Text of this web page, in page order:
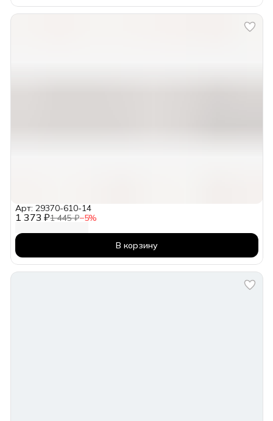
1 373 ₽1 445 ₽−5%
Арт: 29370-610-14
В корзину